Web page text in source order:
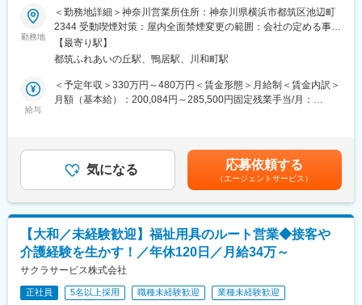
■入社後の流れ：
まずは座学にて基礎知識を学んでいただき、その後は約3か月間、
先輩社員に同行し、営業や実際のご利用者宅での業務の進め方を
経験してから独り立ちとなります。その後も先輩社員とは密にコ
※多くの方が業界未経験で入社し活躍しています。
※福祉用具専門相談員資格の取得（費用会社負担）も行います。
です。自社の強みを明確に活かした事業展開を行っており、これ
まで業績は順調に推移し業界トップクラスの地位を築いていま
す。実際、商品を使用されているご利用者より「外出するのが楽
になった、ありがとう」といった言葉を直接いただく事も多くあ
り、やりがいを実感できるお仕事です。
■勤務地について：
エリア職（転居を伴う転勤無）／準総合職（地域内転勤有）／総
合職（全国転勤有）から選択可能です。
【この求人について】
・電動車いす等の販売・レンタルを行う商社でのアフターフォロ
ー担当
・業界未経験・職種未経験での入社も多数
・技術職でありながら、お客様に直接感謝されるポジション
■業務内容：
■業務詳細：
実際に商品を使用されるご利用者の元へお伺いし、電動車いす・
・レンタル導入時におけるご利用者宅での安全運転指導
・ご利用者宅での修理業務、定期点検業務
・商品の納品・回収
■業務魅力：
・ご自身の納品・修理した電動車いすが活用されている場面を間
勤務地
＜勤務地詳細＞神奈川営業所住所：神奈川県横浜市都筑区池辺町
2344 受動喫煙対策：屋内全面禁煙変更の範囲：会社の定める事業
所【最寄り駅】
都筑ふれあいの丘駅、鴨居駅、川和町駅
給与
＜予定年収＞330万円～480万円＜賃金形態＞月給制＜賃金内訳＞
月額（基本給）：200,084円～285,500円固定残業手当/月：
やスキルを考慮の上、当社規定により決定いたします。■昇給：年
1回■賞与：年2回賃金はあくまでも目安の金額であり、選考を通
じて上下する可能性があります。月給(月額)は固定手当を含めた表
記です。
気になる 応募依頼する
（エージェントサービス）
【大和／未経験歓迎】福祉用具のルート営業◆接客や
介護経験を生かす！／年休120日／月給34万～
サクラサービス株式会社
正社員 5名以上採用 職種未経験歓迎 業種未経験歓迎